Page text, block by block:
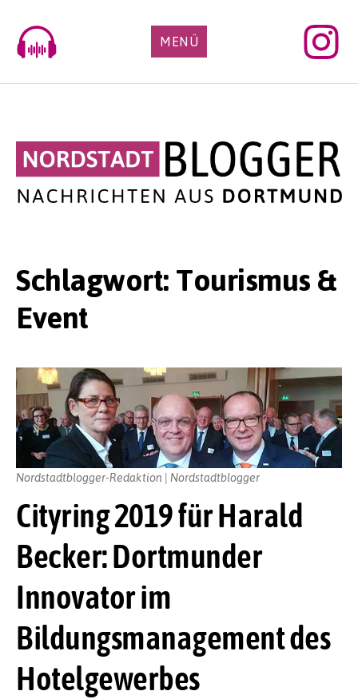
content
MENÜ
Schlagwort: Tourismus &
Event
Cityring 2019 für Harald
Becker: Dortmunder
Innovator im
Bildungsmanagement des
Hotelgewerbes
Nordstadtblogger-Redaktion | Nordstadtblogger